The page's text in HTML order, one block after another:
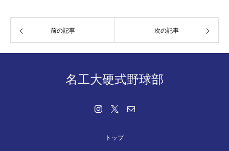
前の記事 次の記事
名工大硬式野球部
トップ